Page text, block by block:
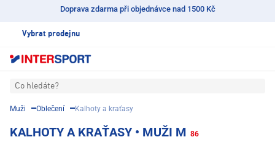
Doprava zdarma při objednávce nad 1500 Kč
Vybrat prodejnu
Co hledáte?
Muži Oblečení Kalhoty a kraťasy
KALHOTY A KRAŤASY • MUŽI M 86